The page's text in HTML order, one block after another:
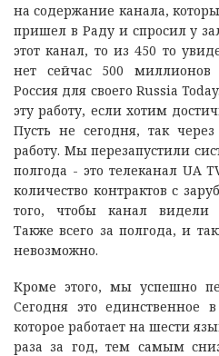
на содержание канала,
пришел в Раду и спросил у
этот канал, то из 450 то
нет сейчас 500 миллионов
Россия для своего Russia
эту работу, если хотим
Пусть не сегодня, так
работу. Мы перезапустили
полгода - это телеканал UA
количество контрактов с
того, чтобы канал видели
Также всего за полгода, и
невозможно.
Кроме этого, мы успешно
Сегодня это единственное
которое работает на шести
раза за год, тем самым